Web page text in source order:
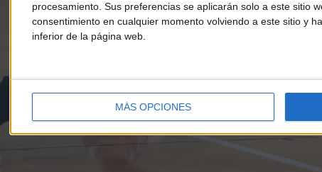
procesamiento. Sus preferencias se aplicarán solo a este sitio
consentimiento en cualquier momento volviendo a este sitio y
inferior de la página web.
MÁS OPCIONES